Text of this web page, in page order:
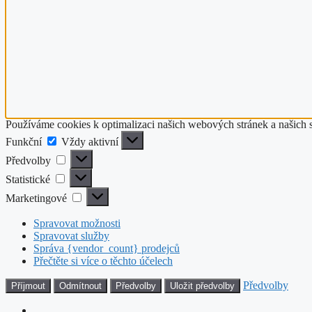
Používáme cookies k optimalizaci našich webových stránek a našich
Funkční
Funkční
Vždy aktivní
Předvolby
Předvolby
Statistické Statistické
Marketingové Marketingové
Spravovat možnosti
Spravovat služby
Správa {vendor_count} prodejců
Přečtěte si více o těchto účelech
Příjmout Odmítnout Předvolby Uložit předvolby Předvolby